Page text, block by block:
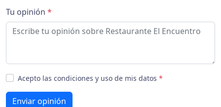
Tu opinión *
Acepto las condiciones y uso de mis datos *
Enviar opinión